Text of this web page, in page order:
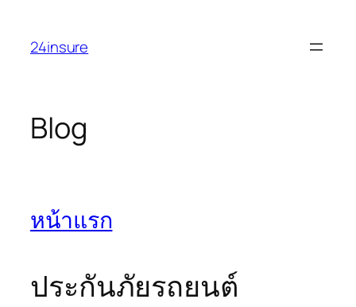
content
24insure
Blog
หน้าแรก
ประกันภัยรถยนต์